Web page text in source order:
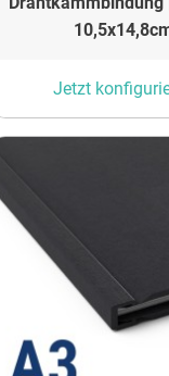
Jetzt